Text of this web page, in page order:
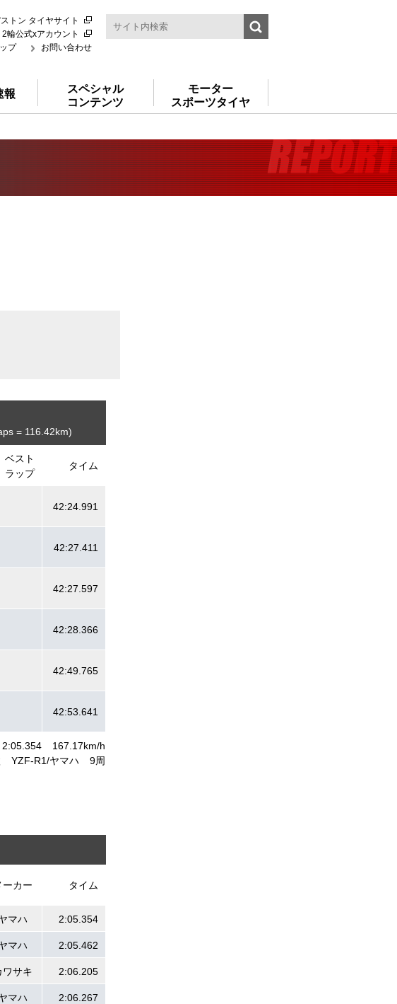
トン タイヤサイト
2輪公式xアカウント
プ
お問い合わせ
報
スペシャル
コンテンツ
モーター
スポーツタイヤ
= 116.42km)
ベスト
ラップ
タイム
2:05.354
167.17km/h
YZF-R1 ヤマハ 9周
42:24.991
42:27.411
42:27.597
42:28.366
42:49.765
42:53.641
ーカー タイム
マハ 2:05.354
マハ 2:05.462
ワサキ 2:06.205
マハ 2:06.267